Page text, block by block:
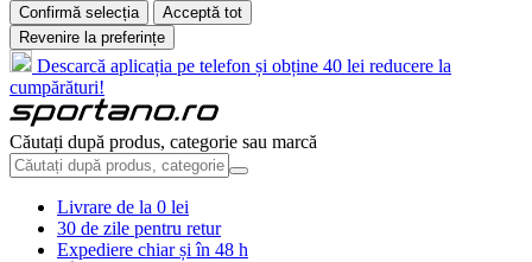
Confirmă selecția
Acceptă tot
Revenire la preferințe
Descarcă aplicația pe telefon și obține 40 lei reducere la
cumpărături!
Căutați după produs, categorie sau marcă
Livrare de la 0 lei
30 de zile pentru retur
Expediere chiar și în 48 h